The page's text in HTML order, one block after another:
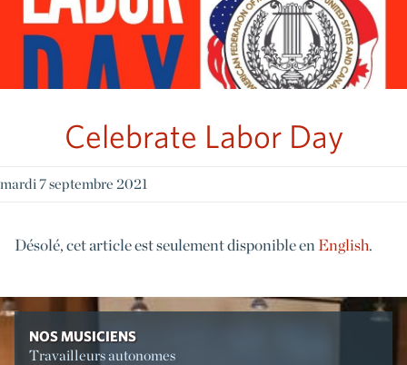
Celebrate Labor Day
mardi 7 septembre 2021
Désolé, cet article est seulement disponible en English.
NOS MUSICIENS
Travailleurs autonomes